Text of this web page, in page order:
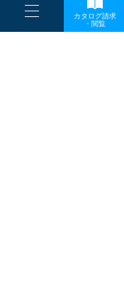
----
----
-
カタログ請求
・閲覧
一般事業主行動計画